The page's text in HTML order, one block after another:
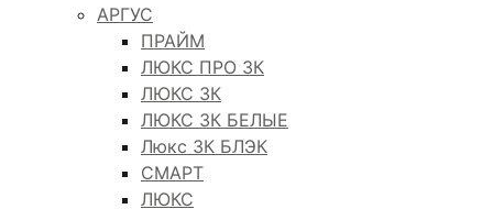
АРГУС
ПРАЙМ
ЛЮКС ПРО 3К
ЛЮКС 3К
ЛЮКС 3К БЕЛЫЕ
Люкс 3К БЛЭК
СМАРТ
ЛЮКС